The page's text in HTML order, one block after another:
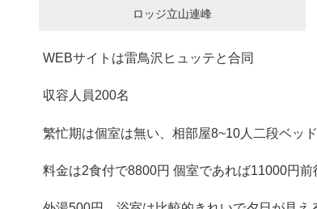
ロッジ立山連峰
WEBサイトは雷鳥沢ヒュッテと合同
収容人員200名
繁忙期は個室は無い、相部屋8~10人二段ベッド
料金は2食付で8800円 個室であれば11000円前